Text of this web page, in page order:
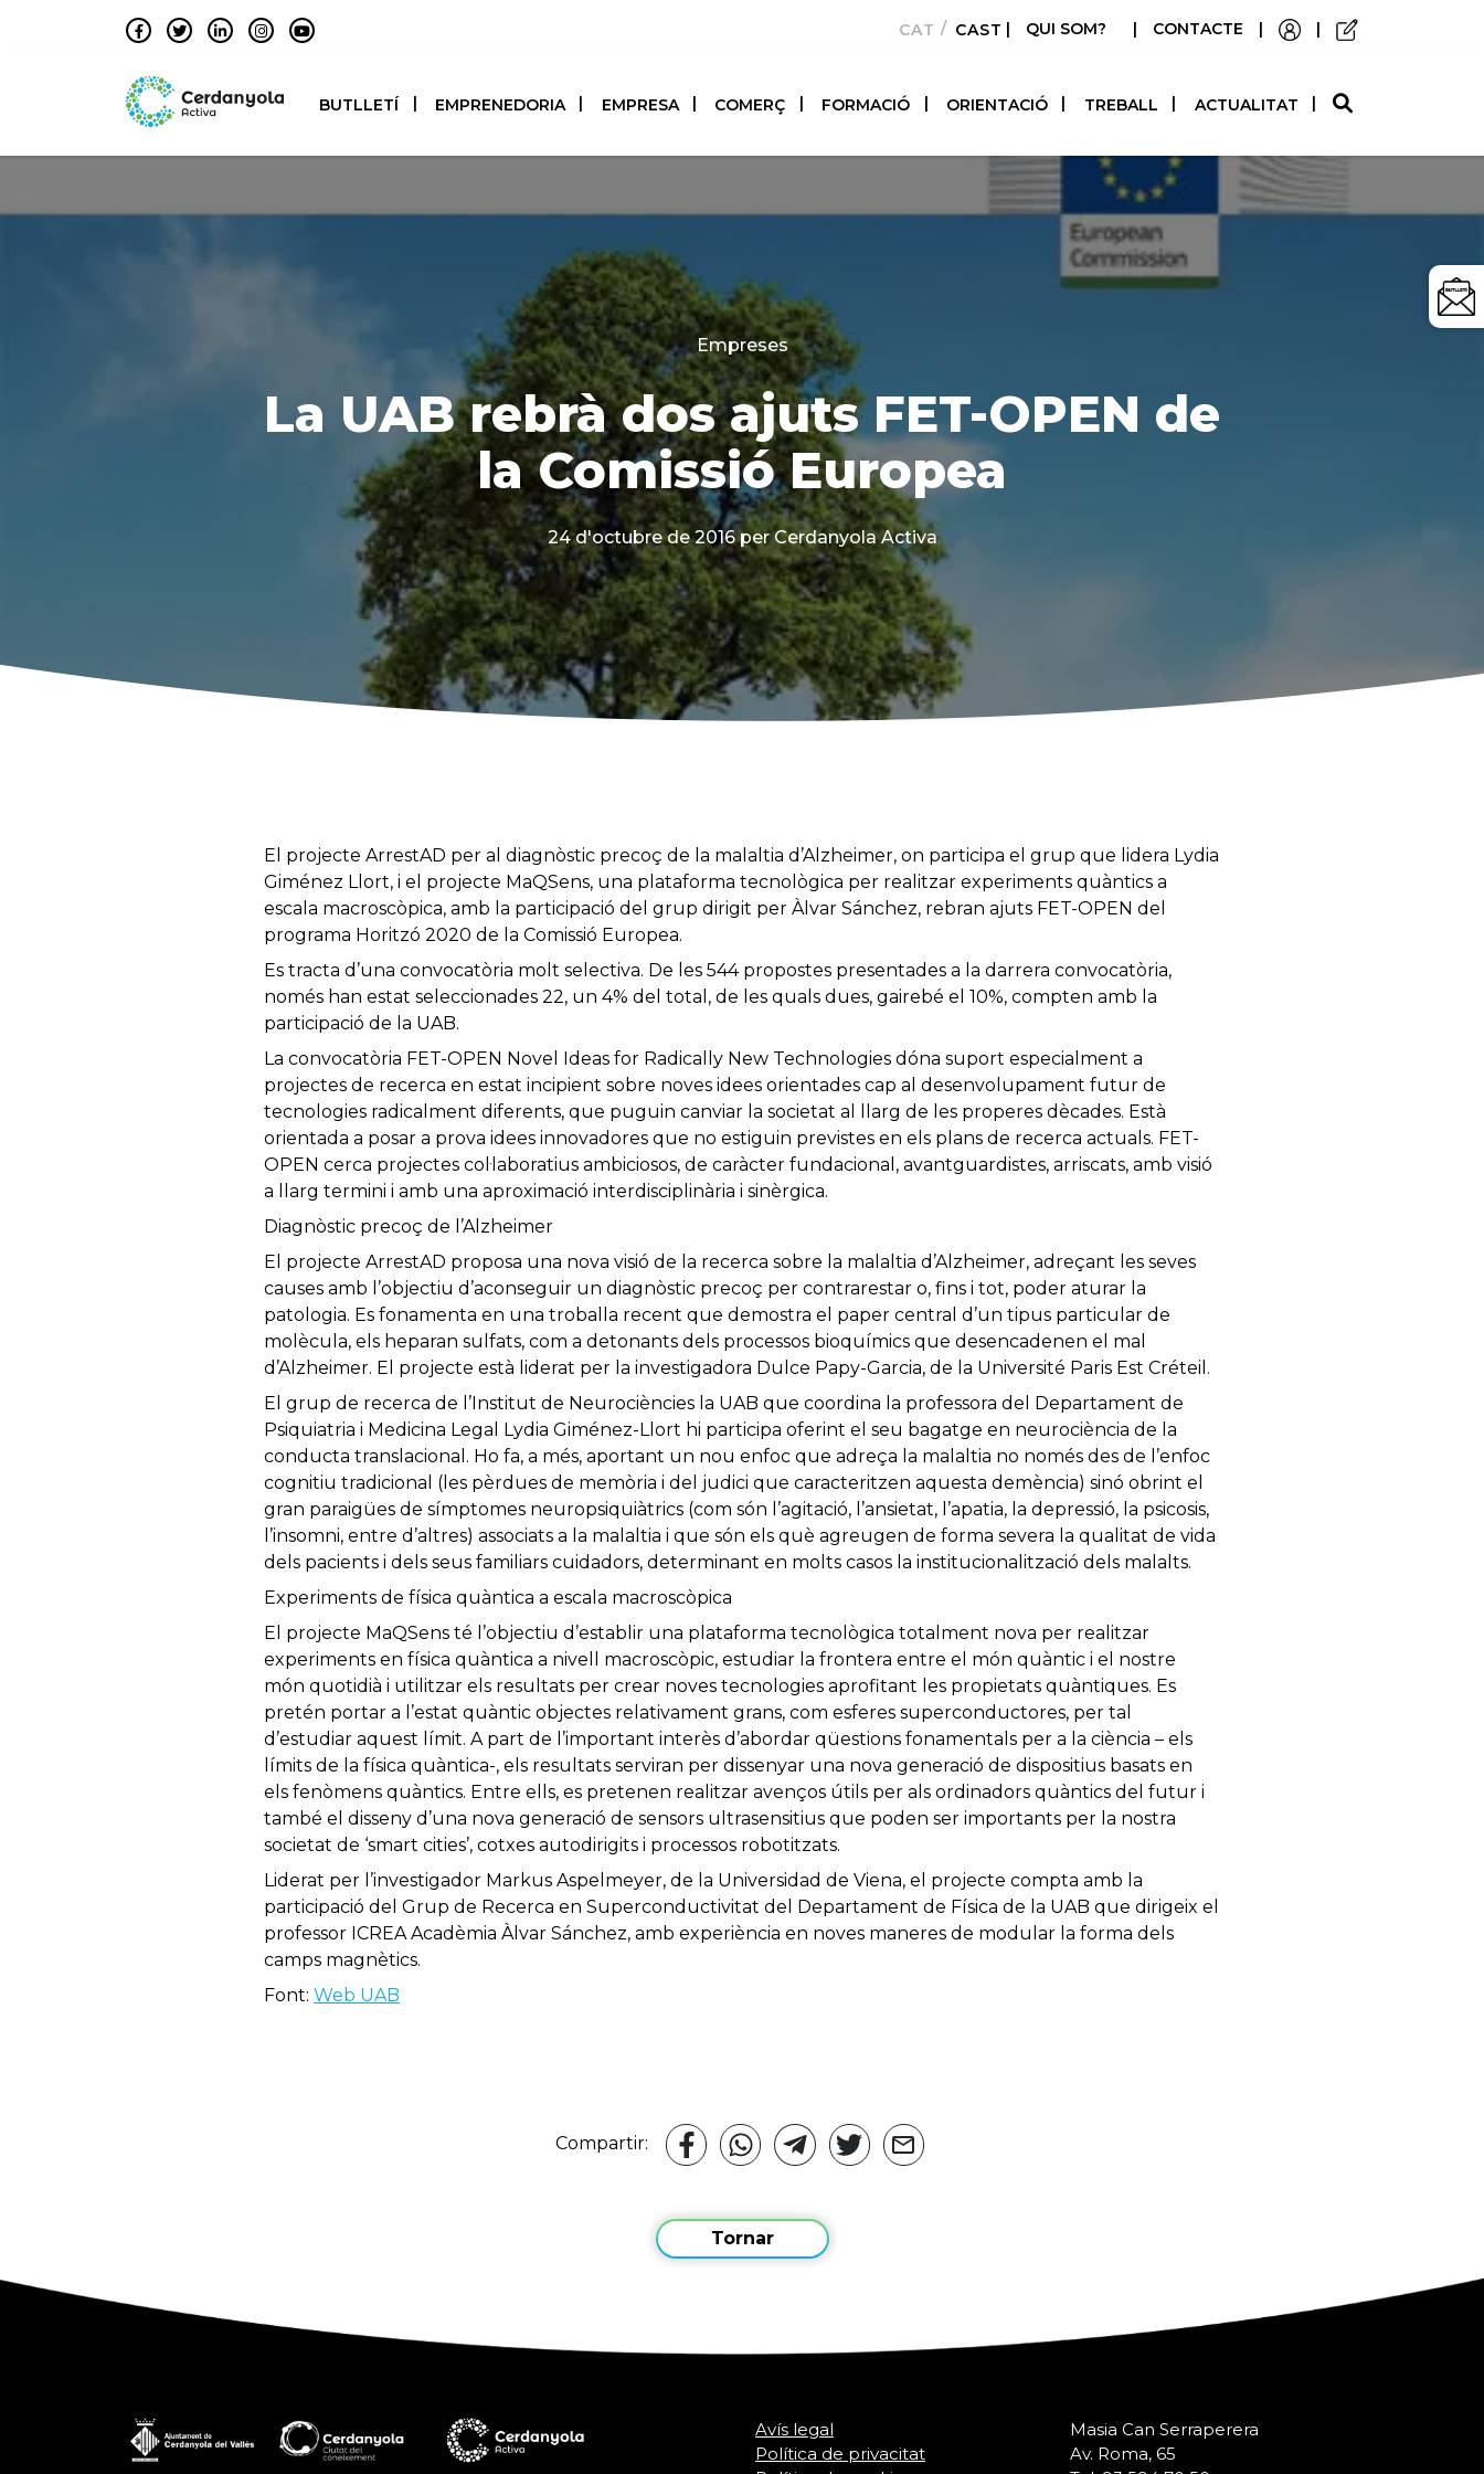
CATALÀCASTELLANO
| QUI SOM? | CONTACTE | |
BUTLLETÍ EMPRENEDORIA EMPRESA COMERÇ FORMACIÓ ORIENTACIÓ TREBALL ACTUALITAT
Categories
Empreses
La UAB rebrà dos ajuts FET-OPEN de
la Comissió Europea
24 d'octubre de 2016 per Cerdanyola Activa
El projecte ArrestAD per al diagnòstic precoç de la malaltia d’Alzheimer, on participa el grup que lidera Lydia
Giménez Llort, i el projecte MaQSens, una plataforma tecnològica per realitzar experiments quàntics a
escala macroscòpica, amb la participació del grup dirigit per Àlvar Sánchez, rebran ajuts FET-OPEN del
programa Horitzó 2020 de la Comissió Europea.
Es tracta d’una convocatòria molt selectiva. De les 544 propostes presentades a la darrera convocatòria,
només han estat seleccionades 22, un 4% del total, de les quals dues, gairebé el 10%, compten amb la
participació de la UAB.
La convocatòria FET-OPEN Novel Ideas for Radically New Technologies dóna suport especialment a
projectes de recerca en estat incipient sobre noves idees orientades cap al desenvolupament futur de
tecnologies radicalment diferents, que puguin canviar la societat al llarg de les properes dècades. Està
orientada a posar a prova idees innovadores que no estiguin previstes en els plans de recerca actuals. FET-
OPEN cerca projectes col·laboratius ambiciosos, de caràcter fundacional, avantguardistes, arriscats, amb visió
a llarg termini i amb una aproximació interdisciplinària i sinèrgica.
Diagnòstic precoç de l’Alzheimer
El projecte ArrestAD proposa una nova visió de la recerca sobre la malaltia d’Alzheimer, adreçant les seves
causes amb l’objectiu d’aconseguir un diagnòstic precoç per contrarestar o, fins i tot, poder aturar la
patologia. Es fonamenta en una troballa recent que demostra el paper central d’un tipus particular de
molècula, els heparan sulfats, com a detonants dels processos bioquímics que desencadenen el mal
d’Alzheimer. El projecte està liderat per la investigadora Dulce Papy-Garcia, de la Université Paris Est Créteil.
El grup de recerca de l’Institut de Neurociències la UAB que coordina la professora del Departament de
Psiquiatria i Medicina Legal Lydia Giménez-Llort hi participa oferint el seu bagatge en neurociència de la
conducta translacional. Ho fa, a més, aportant un nou enfoc que adreça la malaltia no només des de l’enfoc
cognitiu tradicional (les pèrdues de memòria i del judici que caracteritzen aquesta demència) sinó obrint el
gran paraigües de símptomes neuropsiquiàtrics (com són l’agitació, l’ansietat, l’apatia, la depressió, la psicosis,
l’insomni, entre d’altres) associats a la malaltia i que són els què agreugen de forma severa la qualitat de vida
dels pacients i dels seus familiars cuidadors, determinant en molts casos la institucionalització dels malalts.
Experiments de física quàntica a escala macroscòpica
El projecte MaQSens té l’objectiu d’establir una plataforma tecnològica totalment nova per realitzar
experiments en física quàntica a nivell macroscòpic, estudiar la frontera entre el món quàntic i el nostre
món quotidià i utilitzar els resultats per crear noves tecnologies aprofitant les propietats quàntiques. Es
pretén portar a l’estat quàntic objectes relativament grans, com esferes superconductores, per tal
d’estudiar aquest límit. A part de l’important interès d’abordar qüestions fonamentals per a la ciència – els
límits de la física quàntica-, els resultats serviran per dissenyar una nova generació de dispositius basats en
els fenòmens quàntics. Entre ells, es pretenen realitzar avenços útils per als ordinadors quàntics del futur i
també el disseny d’una nova generació de sensors ultrasensitius que poden ser importants per la nostra
societat de ‘smart cities’, cotxes autodirigits i processos robotitzats.
Liderat per l’investigador Markus Aspelmeyer, de la Universidad de Viena, el projecte compta amb la
participació del Grup de Recerca en Superconductivitat del Departament de Física de la UAB que dirigeix el
professor ICREA Acadèmia Àlvar Sánchez, amb experiència en noves maneres de modular la forma dels
camps magnètics.
Font: Web UAB
Compartir:
Tornar
Avís legal
Política de privacitat
Masia Can Serraperera
Av. Roma, 65